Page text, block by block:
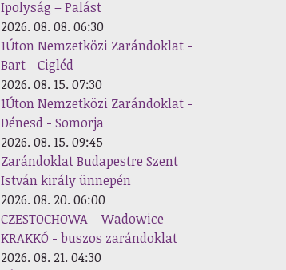
Ipolyság – Palást
2026. 08. 08. 06:30
1Úton Nemzetközi Zarándoklat -
Bart - Cigléd
2026. 08. 15. 07:30
1Úton Nemzetközi Zarándoklat -
Dénesd - Somorja
2026. 08. 15. 09:45
Zarándoklat Budapestre Szent
István király ünnepén
2026. 08. 20. 06:00
CZESTOCHOWA – Wadowice –
KRAKKÓ - buszos zarándoklat
2026. 08. 21. 04:30